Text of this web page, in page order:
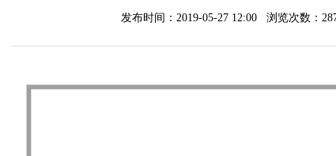
发布时间：2019-05-27 12:00 浏览次数：